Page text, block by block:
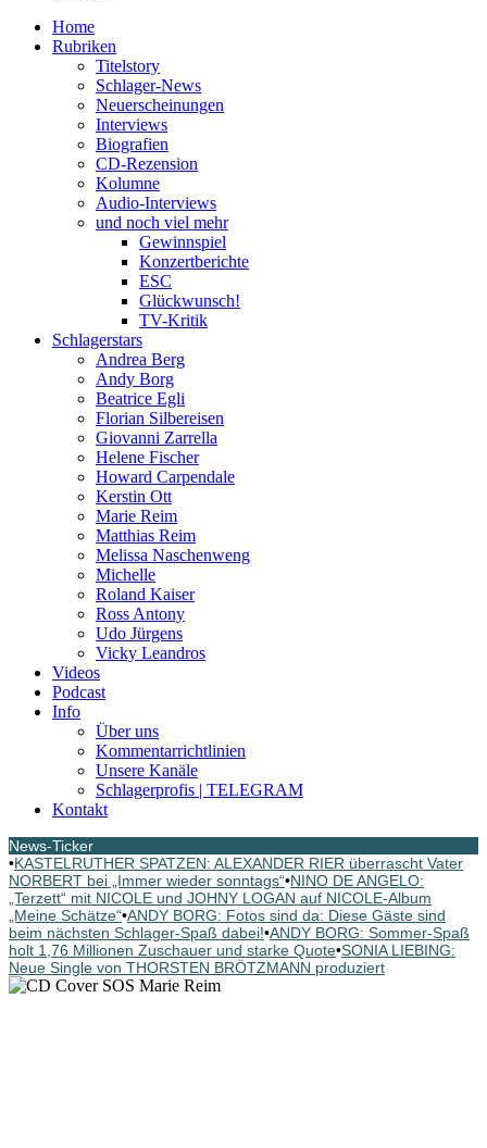
Home
Rubriken
Titelstory
Schlager-News
Neuerscheinungen
Interviews
Biografien
CD-Rezension
Kolumne
Audio-Interviews
und noch viel mehr
Gewinnspiel
Konzertberichte
ESC
Glückwunsch!
TV-Kritik
Schlagerstars
Andrea Berg
Andy Borg
Beatrice Egli
Florian Silbereisen
Giovanni Zarrella
Helene Fischer
Howard Carpendale
Kerstin Ott
Marie Reim
Matthias Reim
Melissa Naschenweng
Michelle
Roland Kaiser
Ross Antony
Udo Jürgens
Vicky Leandros
Videos
Podcast
Info
Über uns
Kommentarrichtlinien
Unsere Kanäle
Schlagerprofis | TELEGRAM
Kontakt
News-Ticker
•KASTELRUTHER SPATZEN: ALEXANDER RIER überrascht Vater
NORBERT bei „Immer wieder sonntags“•NINO DE ANGELO:
„Terzett“ mit NICOLE und JOHNY LOGAN auf NICOLE-Album
„Meine Schätze“•ANDY BORG: Fotos sind da: Diese Gäste sind
beim nächsten Schlager-Spaß dabei!•ANDY BORG: Sommer-Spaß
holt 1,76 Millionen Zuschauer und starke Quote•SONIA LIEBING:
Neue Single von THORSTEN BRÖTZMANN produziert